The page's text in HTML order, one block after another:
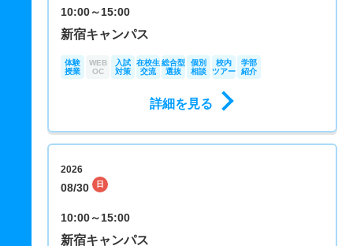
10:00～15:00
新宿キャンパス
体験
授業
WEB
OC
入試
対策
在校生
交流
総合型
選抜
個別
相談
校内
ツアー
学部
紹介
詳細を見る
2026
08/30 日
10:00～15:00
新宿キャンパス